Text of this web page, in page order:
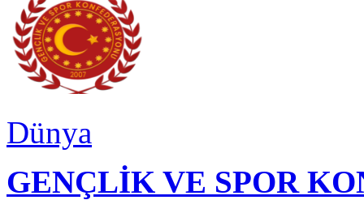
Dünya
GENÇLİK VE SPOR